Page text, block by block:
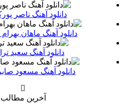
دانلود آهنگ ناصر
دانلود آهنگ ماهان
دانلود آهنگ سعید
دانلود آهنگ مسعود
آخرین مطالب